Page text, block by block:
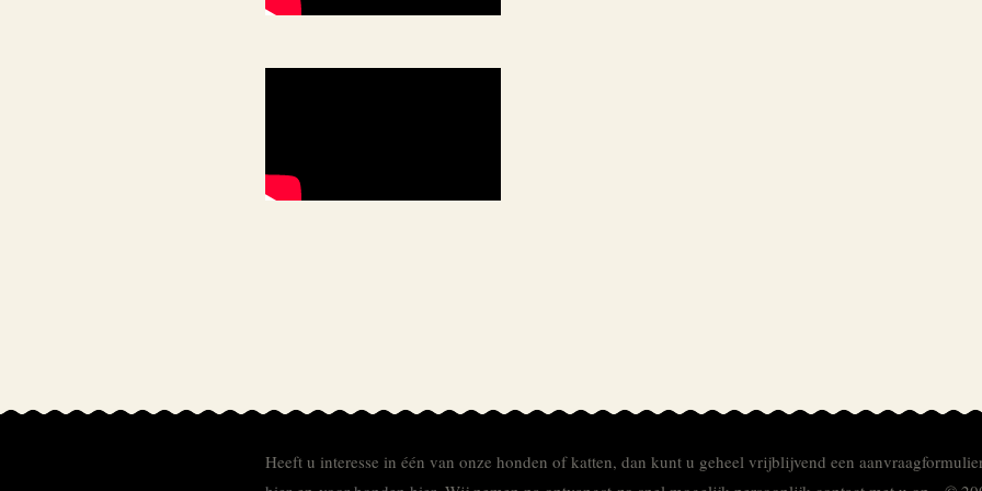
Heeft u interesse in één van onze honden of katten, dan kunt u geheel vrijblijvend een